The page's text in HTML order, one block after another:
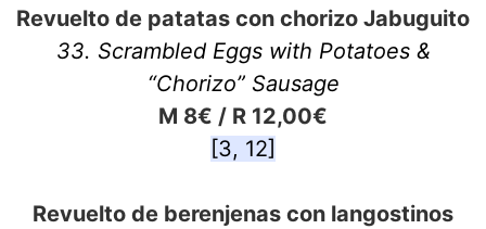
Revuelto de patatas con chorizo Jabuguito
33. Scrambled Eggs with Potatoes &
“Chorizo” Sausage
M 8€ / R 12,00€
[3, 12]
Revuelto de berenjenas con langostinos